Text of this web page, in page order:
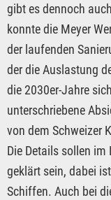
gibt es dennoch
konnte die Meyer
der laufenden
der die Auslastung
die 2030er-Jahre
unterschriebene
von dem Schweizer
Die Details sollen
geklärt sein, dabei
Schiffen. Auch bei